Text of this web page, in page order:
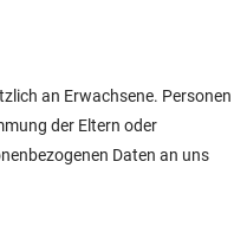
an Erwachsene. Personen
der Eltern oder
Daten an uns